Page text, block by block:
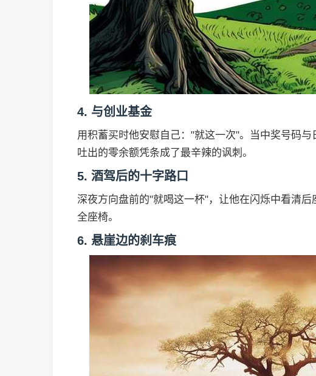
4. 与创业基金
用积蓄买时他安慰自己："就这一次"。当中奖号码
吐出的零余额凭条成了最辛辣的讽刺。
5. 酒驾后的十字路口
深夜方向盘前的"就喝这一杯"，让他在闪烁中看清
全座椅。
6. 悬崖边的刹车痕